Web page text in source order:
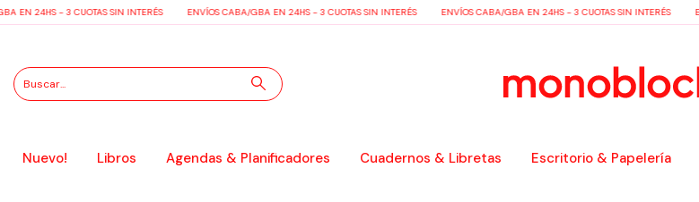
EN 24HS - 3 CUOTAS SIN INTERÉS ENVÍOS CABA/GBA EN 24HS - 3 CUOTAS SIN INTERÉS ENVÍOS CABA/GBA EN 24HS - 3 CUOTAS SIN INTERÉS
Nuevo! Libros Agendas & Planificadores Cuadernos & Libretas Escritorio & Papelería